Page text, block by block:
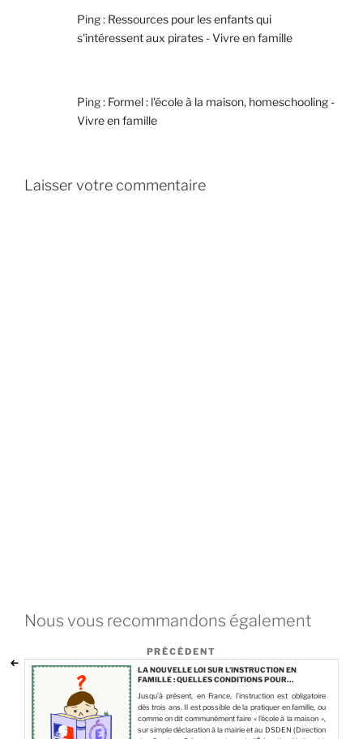
Ping : Ressources pour les enfants qui
s'intéressent aux pirates - Vivre en famille
Ping : Formel : l'école à la maison, homeschooling -
Vivre en famille
Laisser votre commentaire
Nous vous recommandons également
PRÉCÉDENT
LA NOUVELLE LOI SUR L’INSTRUCTION EN
FAMILLE : QUELLES CONDITIONS POUR
Jusqu’à présent, en France, l’instruction est obligatoire
dès trois ans. Il est possible de la pratiquer en famille, ou
comme on dit communément faire « l’école à la maison »,
sur simple déclaration à la mairie et au DSDEN (Direction